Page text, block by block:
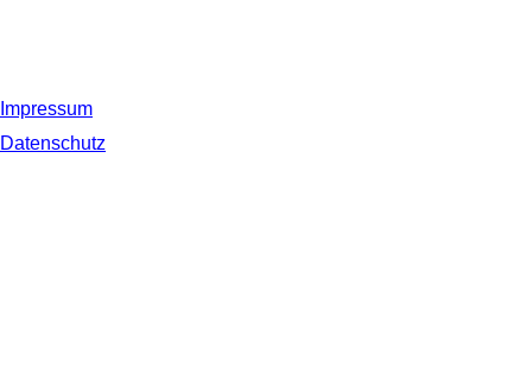
Impressum
Datenschutz